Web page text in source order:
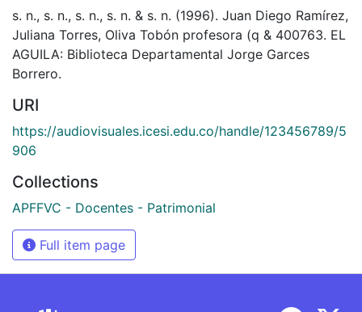
s. n., s. n., s. n., s. n. & s. n. (1996). Juan Diego Ramírez,
Juliana Torres, Oliva Tobón profesora (q & 400763. EL
AGUILA: Biblioteca Departamental Jorge Garces
Borrero.
URI
https://audiovisuales.icesi.edu.co/handle/123456789/5
906
Collections
APFFVC - Docentes - Patrimonial
Full item page